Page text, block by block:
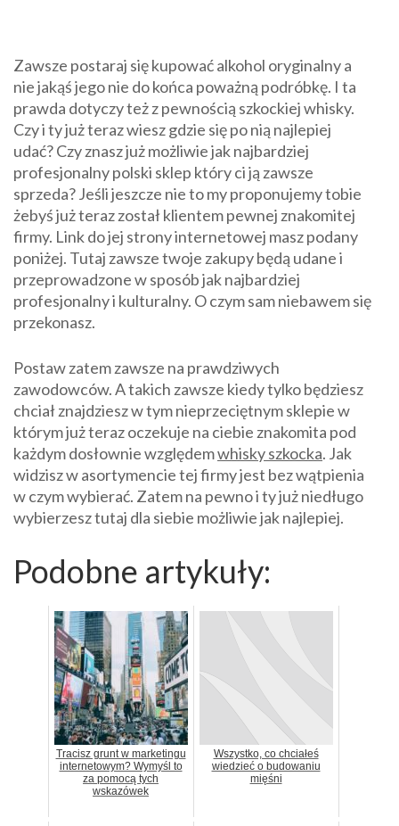
Zawsze postaraj się kupować alkohol oryginalny a
nie jakąś jego nie do końca poważną podróbkę. I ta
prawda dotyczy też z pewnością szkockiej whisky.
Czy i ty już teraz wiesz gdzie się po nią najlepiej
udać? Czy znasz już możliwie jak najbardziej
profesjonalny polski sklep który ci ją zawsze
sprzeda? Jeśli jeszcze nie to my proponujemy tobie
żebyś już teraz został klientem pewnej znakomitej
firmy. Link do jej strony internetowej masz podany
poniżej. Tutaj zawsze twoje zakupy będą udane i
przeprowadzone w sposób jak najbardziej
profesjonalny i kulturalny. O czym sam niebawem się
przekonasz.
Postaw zatem zawsze na prawdziwych
zawodowców. A takich zawsze kiedy tylko będziesz
chciał znajdziesz w tym nieprzeciętnym sklepie w
którym już teraz oczekuje na ciebie znakomita pod
każdym dosłownie względemwhisky szkocka. Jak
widzisz w asortymencie tej firmy jest bez wątpienia
w czym wybierać. Zatem na pewno i ty już niedługo
wybierzesz tutaj dla siebie możliwie jak najlepiej.
Podobne artykuły:
Tracisz grunt w marketingu
internetowym? Wymyśl to
za pomocą tych
wskazówek
Wszystko, co chciałeś
wiedzieć o budowaniu
mięśni